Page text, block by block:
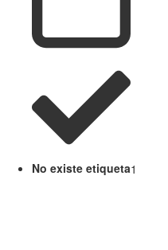
No existe etiqueta1